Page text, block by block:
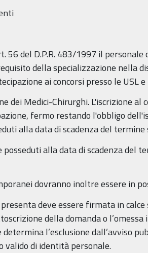
56 del D.P.R. 483/1997 il
della specializzazione nella
ai concorsi presso le USL
dei Medici-Chirurghi. L'iscrizione
fermo restando l'obbligo
alla data di scadenza del
alla data di scadenza del
dovranno inoltre essere in
deve essere firmata in
della domanda o
l’esclusione dall’avviso
valido di identità personale.